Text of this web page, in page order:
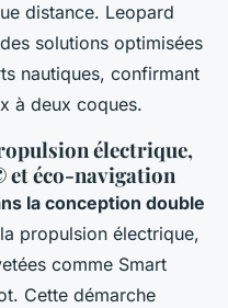
distance. Leopard
solutions optimisées
nautiques, confirmant
à deux coques.
électrique,
éco-navigation
la conception double
propulsion électrique,
comme Smart
Cette démarche